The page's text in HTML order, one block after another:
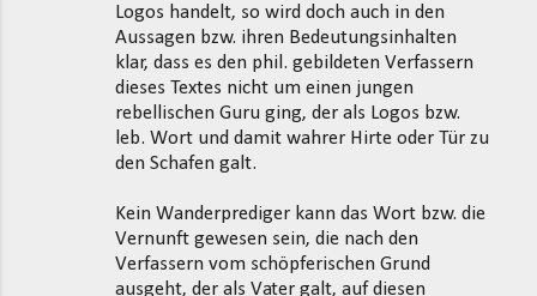
Logos handelt, so wird doch auch in den
Aussagen bzw. ihren Bedeutungsinhalten
klar, dass es den phil. gebildeten Verfassern
dieses Textes nicht um einen jungen
rebellischen Guru ging, der als Logos bzw.
leb. Wort und damit wahrer Hirte oder Tür zu
den Schafen galt.
Kein Wanderprediger kann das Wort bzw. die
Vernunft gewesen sein, die nach den
Verfassern vom schöpferischen Grund
ausgeht, der als Vater galt, auf diesen